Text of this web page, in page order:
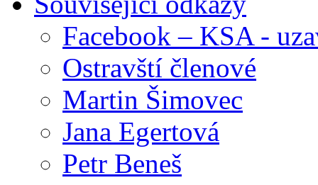
Facebook – KSA -
Ostravští členové
Martin Šimovec
Jana Egertová
Petr Beneš